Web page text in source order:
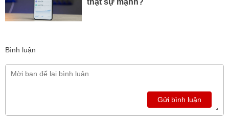
Bình luận
Gửi bình luận